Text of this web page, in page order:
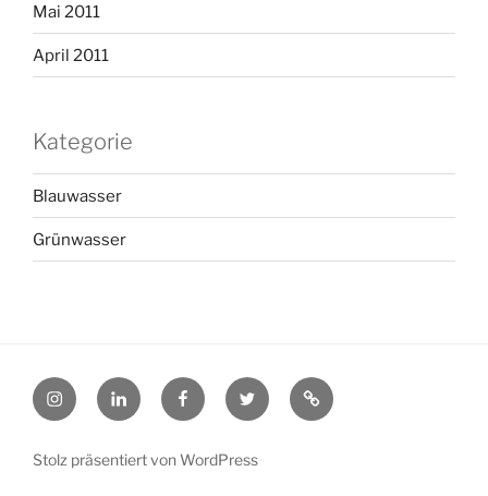
Mai 2011
April 2011
Kategorie
Blauwasser
Grünwasser
@Instagram@LinkedIn@Facebook
@X @pinterest
Stolz präsentiert von WordPress